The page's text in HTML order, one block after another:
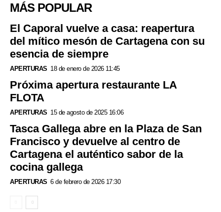
MÁS POPULAR
El Caporal vuelve a casa: reapertura
del mítico mesón de Cartagena con su
esencia de siempre
APERTURAS 18 de enero de 2026 11:45
Próxima apertura restaurante LA
FLOTA
APERTURAS 15 de agosto de 2025 16:06
Tasca Gallega abre en la Plaza de San
Francisco y devuelve al centro de
Cartagena el auténtico sabor de la
cocina gallega
APERTURAS 6 de febrero de 2026 17:30